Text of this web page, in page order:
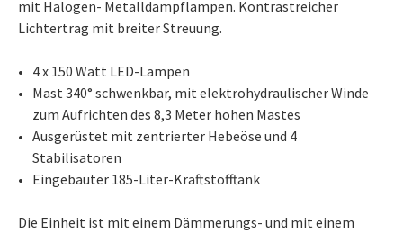
mit Halogen- Metalldampflampen. Kontrastreicher
Lichtertrag mit breiter Streuung.
4 x 150 Watt LED-Lampen
Mast 340° schwenkbar, mit elektrohydraulischer Winde
zum Aufrichten des 8,3 Meter hohen Mastes
Ausgerüstet mit zentrierter Hebeöse und 4
Stabilisatoren
Eingebauter 185-Liter-Kraftstofftank
Die Einheit ist mit einem Dämmerungs- und mit einem